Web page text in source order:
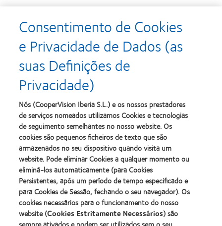
Learn
more
about
Prémio
Silmo
d’Or
para
o
melhor
produto
com
MyDay™
(2013)
Learn
more
about
Produto
do
Ano
Contacto
(2013)
Learn
about
2012
&
2010
Melhores
Empresas
para
Líderes
(2012)
about
2011
Best
Factory
Awards
(2011)
Learn
more
about
ODMA
2011
(2011)
Learn
more
about
2012
Manufacturing
Leadership
100
(ML
Learn
more
about
2012
Learn
more
about
Consentimento de Cookies
e Privacidade de Dados (as
suas Definições de
Privacidade)
Nós (CooperVision Iberia S.L.) e os nossos prestadores
de serviços nomeados utilizamos Cookies e tecnologias
de seguimento semelhantes no nosso website. Os
cookies são pequenos ficheiros de texto que são
armazenados no seu dispositivo quando visita um
website. Pode eliminar Cookies a qualquer momento ou
eliminá-los automaticamente (para Cookies
Persistentes, após um período de tempo especificado e
para Cookies de Sessão, fechando o seu navegador). Os
cookies necessários para o funcionamento do nosso
website (Cookies Estritamente Necessários) são